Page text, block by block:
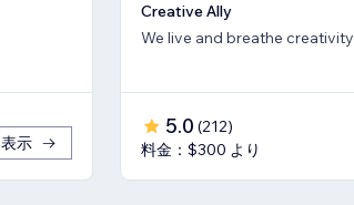
表示
Creative Ally
We live and breathe creativity
5.0 (212)
料金：$300 より